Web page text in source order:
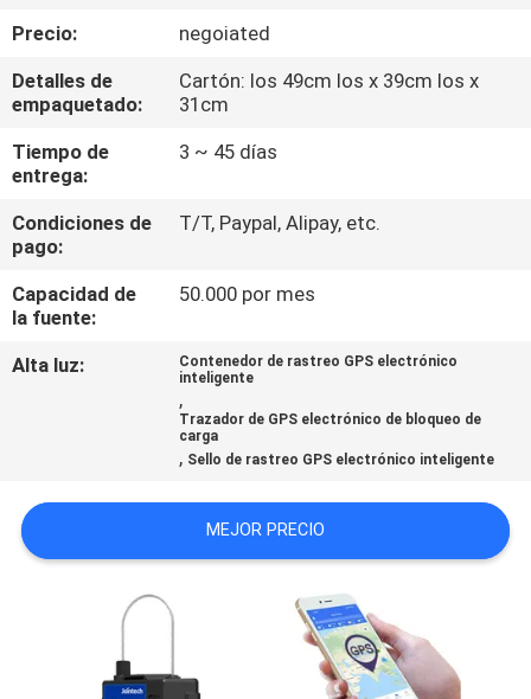
CONTROL
CALIDAD
ÉNTRENOS
EN
CONTACTO
CON
CITA
Precio:
negoiated
Detalles de
empaquetado:
Cartón: los 49cm los x 39cm los x
31cm
Tiempo de
entrega:
3 ~ 45 días
Condiciones de
pago:
T/T, Paypal, Alipay, etc.
Capacidad de
la fuente:
50.000 por mes
Alta luz:
Contenedor de rastreo GPS electrónico
inteligente
,
Trazador de GPS electrónico de bloqueo de
carga
, Sello de rastreo GPS electrónico inteligente
MEJOR PRECIO